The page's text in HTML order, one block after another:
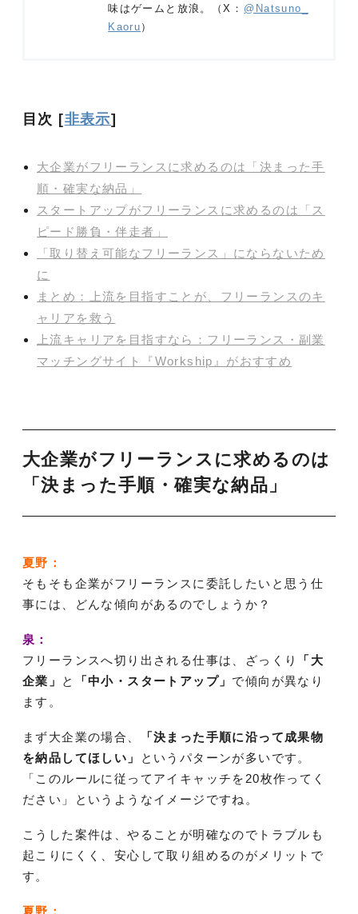
味はゲームと放浪。（X： @Natsuno_
Kaoru ）
目次 [非表示]
大企業がフリーランスに求めるのは「決まった手
順・確実な納品」
スタートアップがフリーランスに求めるのは「ス
ピード勝負・伴走者」
「取り替え可能なフリーランス」にならないため
に
まとめ：上流を目指すことが、フリーランスのキ
ャリアを救う
上流キャリアを目指すなら：フリーランス・副業
マッチングサイト『Workship』がおすすめ
大企業がフリーランスに求めるのは
「決まった手順・確実な納品」
夏野：
そもそも企業がフリーランスに委託したいと思う仕
事には、どんな傾向があるのでしょうか？
泉：
フリーランスへ切り出される仕事は、ざっくり
「大
企業」
と 「中小・スタートアップ」 で傾向が異なり
ます。
まず大企業の場合、
「決まった手順に沿って成果物
を納品してほしい」
というパターンが多いです。
「このルールに従ってアイキャッチを20枚作ってく
ださい」というようなイメージですね。
こうした案件は、やることが明確なのでトラブルも
起こりにくく、安心して取り組めるのがメリットで
す。
夏野：